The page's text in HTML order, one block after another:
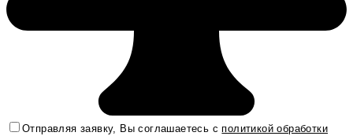
Отправляя заявку, Вы соглашаетесь сполитикой обработки